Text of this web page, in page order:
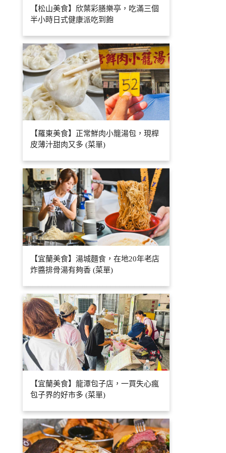
【松山美食】欣葉彩膳樂亭，吃滿三個
半小時日式健康派吃到飽
【羅東美食】正常鮮肉小籠湯包，現桿
皮薄汁甜肉又多 (菜單)
【宜蘭美食】湯城麵食，在地20年老店
炸醬排骨湯有夠香 (菜單)
【宜蘭美食】龍潭包子店，一買失心瘋
包子界的好市多 (菜單)